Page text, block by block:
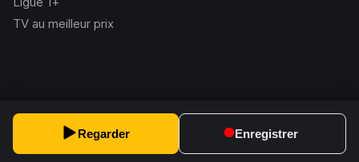
Regarder Enregistrer
TV au meilleur prix
2.228.1